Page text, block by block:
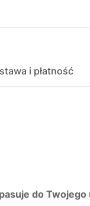
i płatność
do